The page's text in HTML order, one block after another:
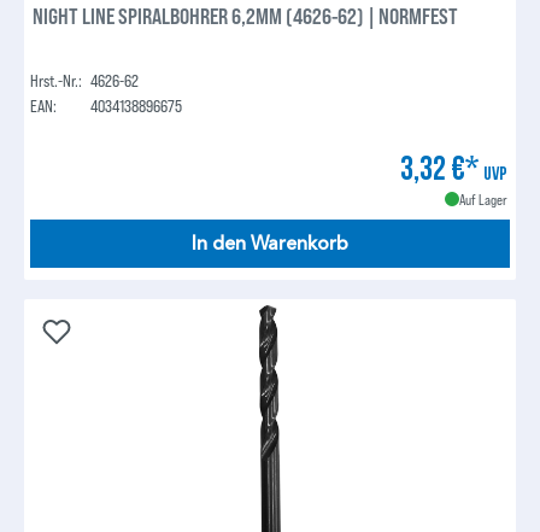
NIGHT LINE SPIRALBOHRER 6,2MM (4626-62) | NORMFEST
Hrst.-Nr.: 4626-62
EAN:
4034138896675
3,32 €* UVP
Auf Lager
In den Warenkorb